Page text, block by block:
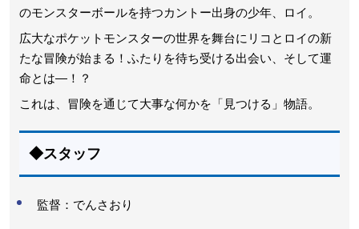
のモンスターボールを持つカントー出身の少年、ロイ。
広大なポケットモンスターの世界を舞台にリコとロイの新
たな冒険が始まる！ふたりを待ち受ける出会い、そして運
命とは―！？
これは、冒険を通じて大事な何かを「見つける」物語。
◆スタッフ
監督：でんさおり